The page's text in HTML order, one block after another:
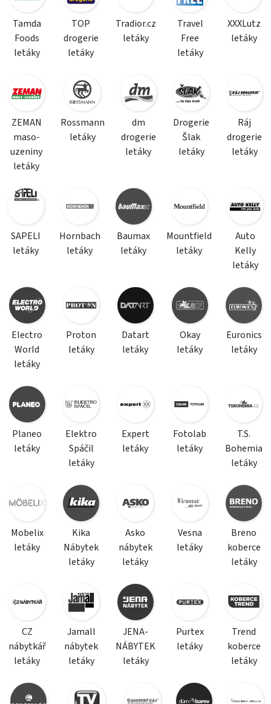
Tamda
Foods
letáky
TOP
drogerie
letáky
Tradior.cz
letáky
Travel
Free
letáky
XXXLutz
letáky
ZEMAN
maso-
uzeniny
letáky
Rossmann
letáky
dm
drogerie
letáky
Drogerie
Šlak
letáky
Ráj
drogerie
letáky
SAPELI
letáky
Hornbach
letáky
Baumax
letáky
Mountfield
letáky
Auto
Kelly
letáky
Electro
World
letáky
Proton
letáky
Datart
letáky
Okay
letáky
Euronics
letáky
Planeo
letáky
Elektro
Spáčil
letáky
Expert
letáky
Fotolab
letáky
T.S.
Bohemia
letáky
Mobelix
letáky
Kika
Nábytek
letáky
Asko
nábytek
letáky
Vesna
letáky
Breno
koberce
letáky
CZ
nábytkář
letáky
Jamall
nábytek
letáky
JENA-
NÁBYTEK
letáky
Purtex
letáky
Trend
koberce
letáky